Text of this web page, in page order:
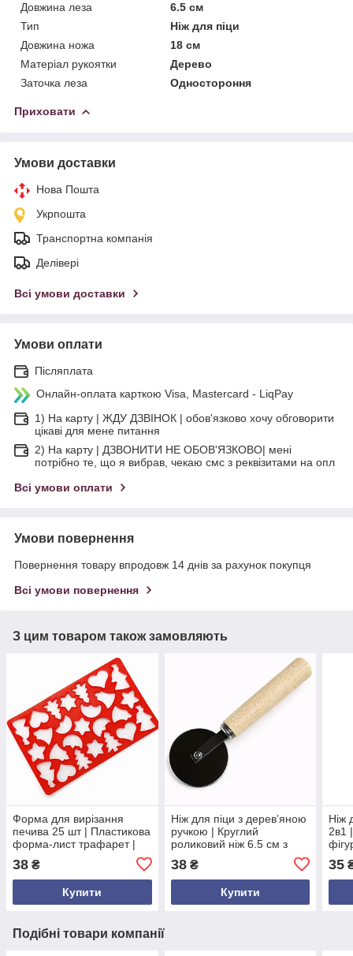
Довжина леза
6.5 см
Тип
Ніж для піци
Довжина ножа
18 см
Матеріал рукоятки
Дерево
Заточка леза
Одностороння
Приховати
Умови доставки
Нова Пошта
Укрпошта
Транспортна компанія
Делівері
Всі умови доставки
Умови оплати
Післяплата
Онлайн-оплата карткою Visa, Mastercard - LiqPay
1) На карту | ЖДУ ДЗВІНОК | обов'язково хочу обговорити
цікаві для мене питання
2) На карту | ДЗВОНИТИ НЕ ОБОВ'ЯЗКОВО| мені
потрібно те, що я вибрав, чекаю смс з реквізитами на опл
Всі умови оплати
Умови повернення
Повернення товару впродовж 14 днів за рахунок покупця
Всі умови повернення
З цим товаром також замовляють
Форма для вирізання
печива 25 шт | Пластикова
форма-лист трафарет |
печива з малюнками |
Червона, 36×21,5 см
38 ₴
Купити
Ніж для піци з дерев’яною
ручкою | Круглий
роликовий ніж 6.5 см з
Інструмент для нарізання
піци, Україна
38₴
Купити
Ніж
2в1
35
Подібні товари компанії